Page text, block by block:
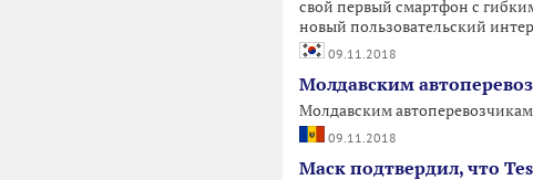
свой первый смартфон с
новый пользовательский
09.11.2018
Молдавским
Молдавским
09.11.2018
Маск подтвердил, что